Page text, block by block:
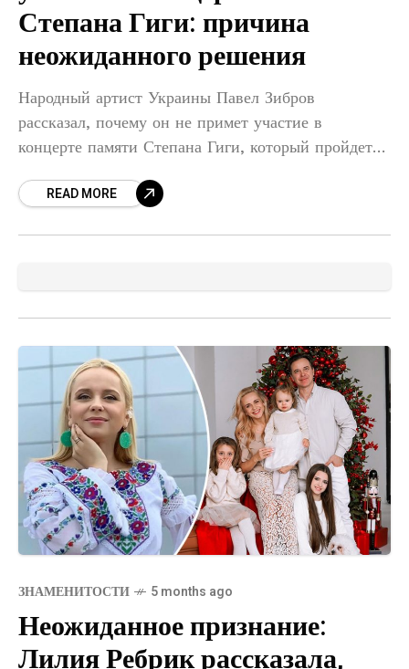
Степана Гиги: причина
неожиданного решения
Народный артист Украины Павел Зибров
рассказал, почему он не примет участие в
концерте памяти Степана Гиги, который пройдет
качестве зрителя он намерен
READ MORE
ЗНАМЕНИТОСТИ 5 months ago
Неожиданное признание:
Лилия Ребрик рассказала,